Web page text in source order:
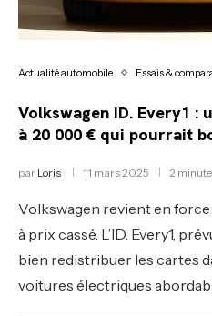
Actualité automobile Essais &
Volkswagen ID. Every1
à 20 000 € qui pourrait
par Loris 11 mars 2025 2
Volkswagen revient en
à prix cassé. L’ID. Every1,
bien redistribuer les cartes
voitures électriques